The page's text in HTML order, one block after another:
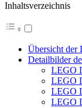
Inhaltsverzeichnis
Übersicht der
Detailbilder
LEGO
LEGO
LEGO
LEGO